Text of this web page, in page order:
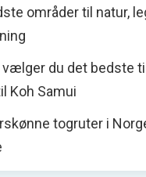
områder til natur,
vælger du det bedste
Koh Samui
togruter i